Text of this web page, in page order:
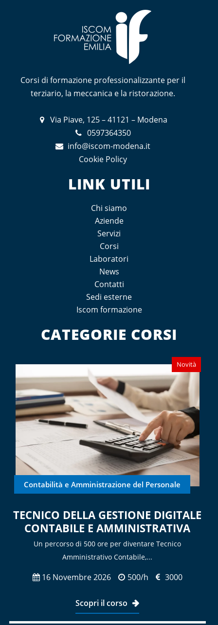
Corsi di formazione professionalizzante per il
terziario, la meccanica e la ristorazione.
Via Piave, 125 – 41121 – Modena
0597364350
info@iscom-modena.it
Cookie Policy
LINK UTILI
Chi siamo
Aziende
Servizi
Corsi
Laboratori
News
Contatti
Sedi esterne
Iscom formazione
CATEGORIE CORSI
Novità
Contabilità e Amministrazione del Personale
TECNICO DELLA GESTIONE DIGITALE
CONTABILE E AMMINISTRATIVA
Un percorso di 500 ore per diventare Tecnico
Amministrativo Contabile,...
16 Novembre 2026 500/h 3000
Scopri il corso